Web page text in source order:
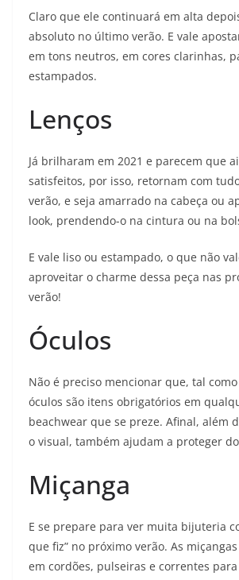
Claro que ele continuará em alta
absoluto no último verão. E vale
em tons neutros, em cores clarinhas,
estampados.
Lenços
Já brilharam em 2021 e parecem que
satisfeitos, por isso, retornam com
verão, e seja amarrado na cabeça ou
look, prendendo-o na cintura ou na
E vale liso ou estampado, o que não
aproveitar o charme dessa peça nas
verão!
Óculos
Não é preciso mencionar que, tal
óculos são itens obrigatórios em
beachwear que se preze. Afinal, além
o visual, também ajudam a proteger
Miçanga
E se prepare para ver muita bijuteria
que fiz” no próximo verão. As
em cordões, pulseiras e correntes